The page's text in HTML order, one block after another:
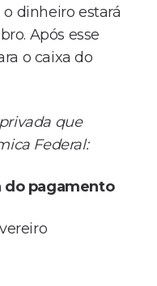
o dinheiro estará
Após esse
o caixa do
que
Federal:
do pagamento